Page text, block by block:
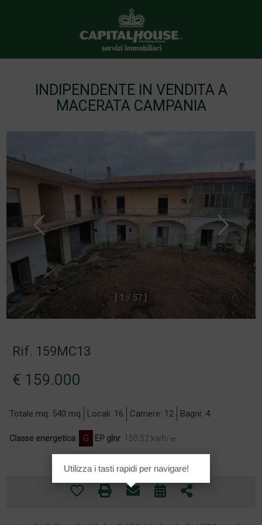
INDIPENDENTE IN VENDITA A
MACERATA CAMPANIA
[ 1 / 57 ]
Rif. 159MC13
€ 159.000
Totale mq: 540 mq Locali: 16 Camere: 12 Bagni: 4
Classe energetica: G EP glnr: 150.52 kwh/㎡
Utilizza i tasti rapidi per navigare!